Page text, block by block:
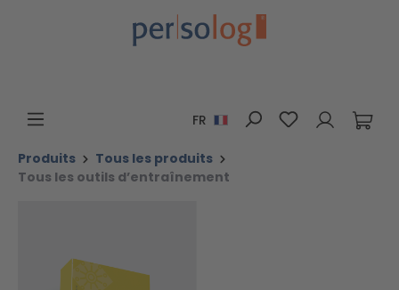
Passer au contenu principal
FR Vous avez 0
Produits
Tous les produits
Tous les outils d’entraînement